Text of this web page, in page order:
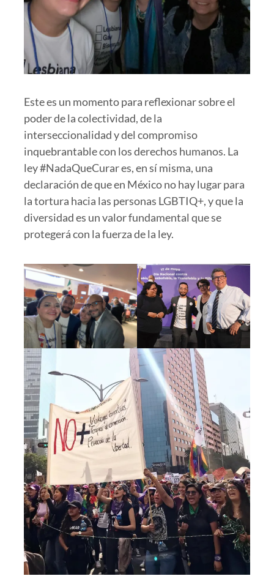
Este es un momento para reflexionar sobre el
poder de la colectividad, de la
interseccionalidad y del compromiso
inquebrantable con los derechos humanos. La
ley #NadaQueCurar es, en sí misma, una
declaración de que en México no hay lugar para
la tortura hacia las personas LGBTIQ+, y que la
diversidad es un valor fundamental que se
protegerá con la fuerza de la ley.